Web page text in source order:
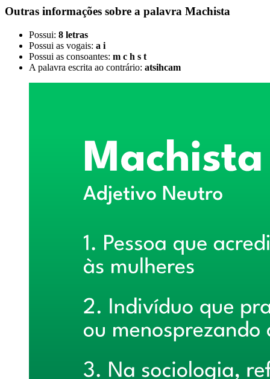
Outras informações sobre a palavra Machista
Possui: 8 letras
Possui as vogais: a i
Possui as consoantes: m c h s t
A palavra escrita ao contrário: atsihcam